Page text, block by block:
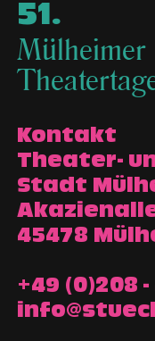
51.
Mülheimer
Kontakt
Theater-
Stadt
45478
+49 (0)208